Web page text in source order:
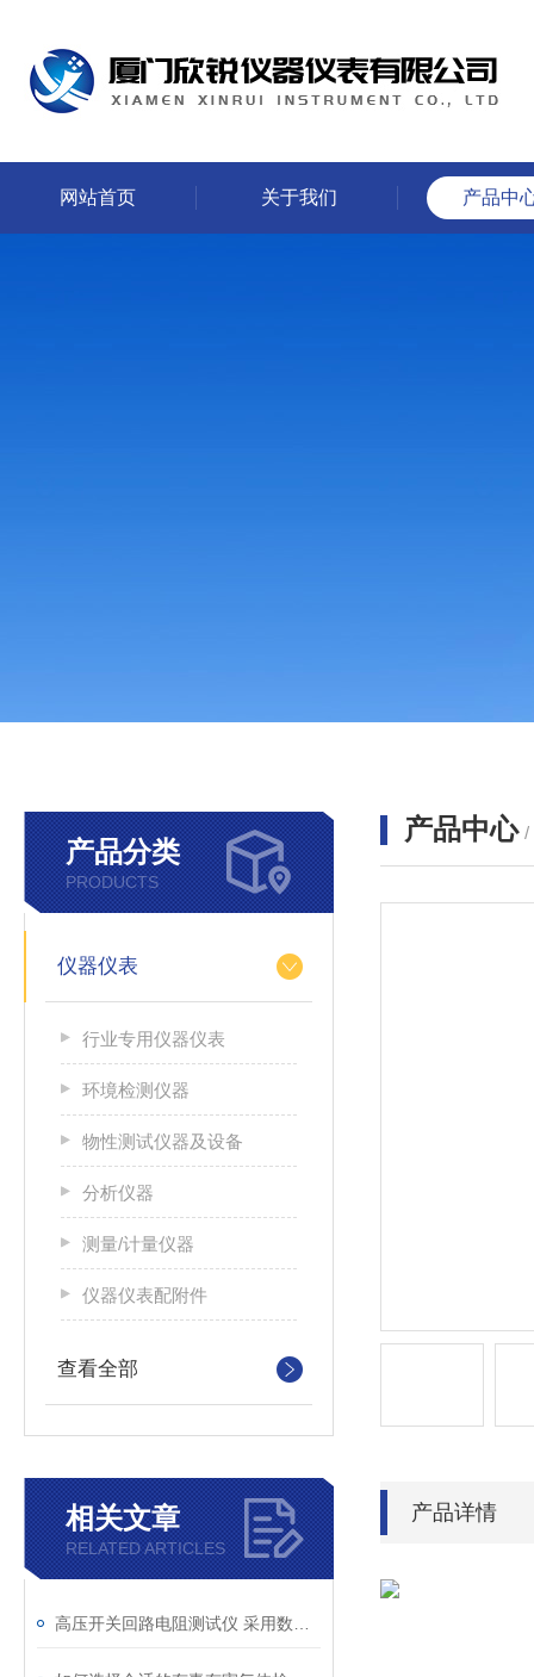
网站首页 关于我们 产品中
产品分类
PRODUCTS
仪器仪表
行业专用仪器仪表
环境检测仪器
物性测试仪器及设备
分析仪器
测量/计量仪器
仪器仪表配附件
查看全部
相关文章
RELATED ARTICLES
产品中心 /
产品详情